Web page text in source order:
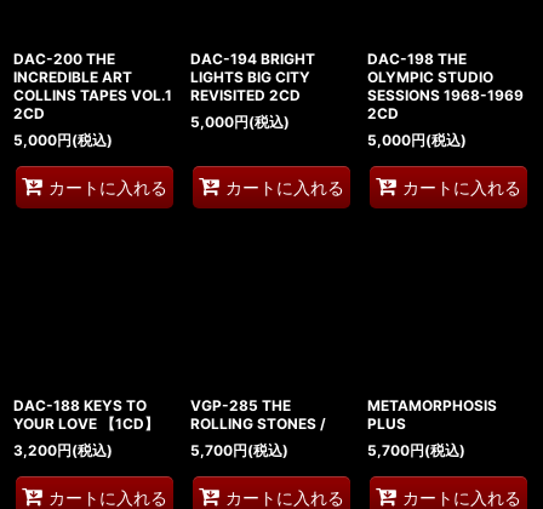
DAC-200 THE
INCREDIBLE ART
COLLINS TAPES VOL.1
2CD
5,000円(税込)
カートに入れる
DAC-194 BRIGHT
LIGHTS BIG CITY
REVISITED 2CD
5,000円(税込)
カートに入れる
DAC-198 THE
OLYMPIC STUDIO
SESSIONS 1968-1969
2CD
5,000円(税込)
カートに入れる
DAC-188 KEYS TO
YOUR LOVE 【1CD】
3,200円(税込)
カートに入れる
VGP-285 THE
ROLLING STONES /
5,700円(税込)
カートに入れる
METAMORPHOSIS
PLUS
5,700円(税込)
カートに入れる